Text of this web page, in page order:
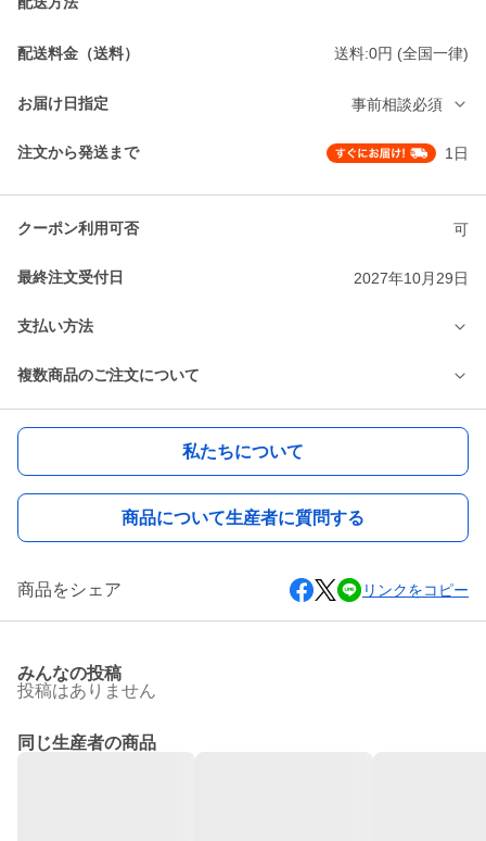
配送料金（送料） 送料:0円 (全国一律)
お届け日指定 事前相談必須
注文から発送まで 1日
クーポン利用可否 可
最終注文受付日 2027年10月29日
支払い方法
複数商品のご注文について
私たちについて
商品について生産者に質問する
商品をシェア リンクをコピー
みんなの投稿
投稿はありません
同じ生産者の商品